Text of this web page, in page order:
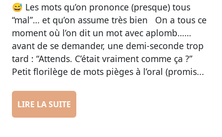
😅 Les mots qu’on prononce (presque) tous
“mal”… et qu’on assume très bien On a tous ce
moment où l’on dit un mot avec aplomb……
avant de se demander, une demi-seconde trop
tard : “Attends. C’était vraiment comme ça ?”
Petit florilège de mots pièges à l’oral (promis...
LIRE LA SUITE